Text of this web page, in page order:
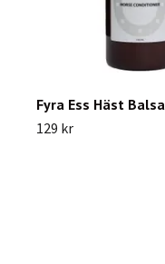
Fyra Ess Häst
129 kr